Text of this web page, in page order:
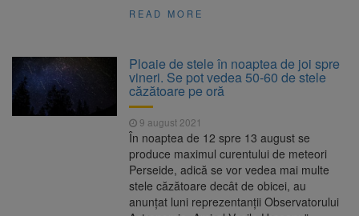
READ MORE
Ploaie de stele în noaptea de joi spre
vineri. Se pot vedea 50-60 de stele
căzătoare pe oră
9 august 2021
În noaptea de 12 spre 13 august se
produce maximul curentului de meteori
Perseide, adică se vor vedea mai multe
stele căzătoare decât de obicei, au
anunțat luni reprezentanții Observatorului